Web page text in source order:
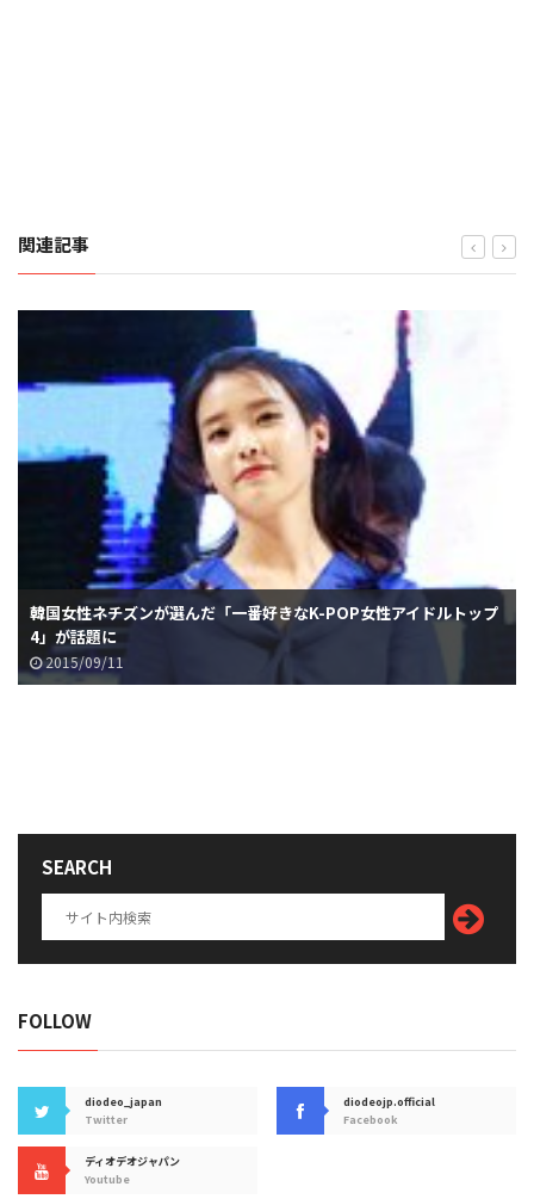
関連記事
韓国女性ネチズンが選んだ「一番好きなK-POP女性アイドルトップ
4」が話題に
2015/09/11
SEARCH
FOLLOW
diodeo_japan
Twitter
diodeojp.official
Facebook
ディオデオジャパン
Youtube